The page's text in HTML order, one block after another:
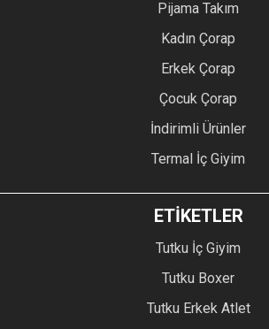
Pijama Takım
Kadın Çorap
Erkek Çorap
Çocuk Çorap
İndirimli Ürünler
Termal İç Giyim
ETİKETLER
Tutku İç Giyim
Tutku Boxer
Tutku Erkek Atlet